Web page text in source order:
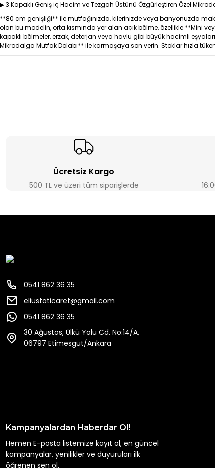
▶ 3 Kapaklı Geniş İç Hacim ve Tezgah Üstünü Özgürleştiren Özel
**80 cm genişliği** ile mutfağınızda, kilerinizde veya banyonuzda
olan bu modelin, orta kısmında yer alan açık bölme, özellikle **Mini
kapaklı bölmeler, erzak, deterjan veya havlu gibi büyük hacimli
Mikrodalga Mutfak Dolabı** ile karmaşaya son verin. Stoklar hızla
Ücretsiz Kargo
500 TL ve üzeri tüm siparişlerde
0541 862 36 35
eliustaticaret@gmail.com
0541 862 36 35
30 Ağustos, Ülkü Yolu Cd. No:14/A,
06797 Etimesgut/Ankara
Kampanyalardan Haberdar Ol!
Hemen E-posta listemize kayıt ol, en güncel
kampanyalar, yenilikler ve duyuruları ilk
öğrenen sen ol.